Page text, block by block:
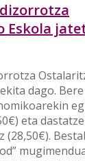
Eskola
dago. Bere
eta
(28,50€).